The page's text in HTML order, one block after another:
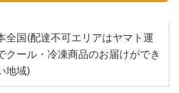
全国(配達不可エリアはヤマト運
クール・冷凍商品のお届けができ
地域)